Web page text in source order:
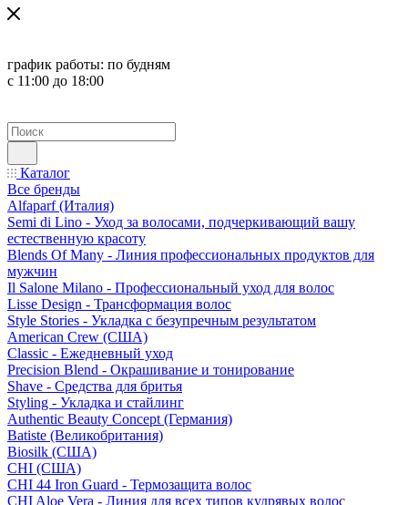
график работы: по будням
с 11:00 до 18:00
Каталог
Все бренды
Alfaparf (Италия)
Semi di Lino - Уход за волосами, подчеркивающий вашу
естественную красоту
Blends Of Many - Линия профессиональных продуктов для
мужчин
Il Salone Milano - Профессиональный уход для волос
Lisse Design - Трансформация волос
Style Stories - Укладка с безупречным результатом
American Crew (США)
Classic - Ежедневный уход
Precision Blend - Окрашивание и тонирование
Shave - Средства для бритья
Styling - Укладка и стайлинг
Authentic Beauty Concept (Германия)
Batiste (Великобритания)
Biosilk (США)
CHI (США)
CHI 44 Iron Guard - Термозащита волос
CHI Aloe Vera - Линия для всех типов кудрявых волос